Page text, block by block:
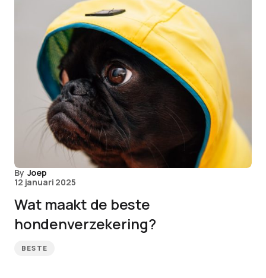
By Joep
12 januari 2025
Wat maakt de beste
hondenverzekering?
BESTE